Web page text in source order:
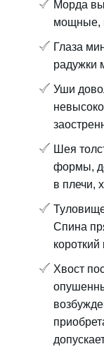
Морда
мощные,
Глаза
радужки
Уши
Шея
формы,
в плечи,
Спина
Хвост